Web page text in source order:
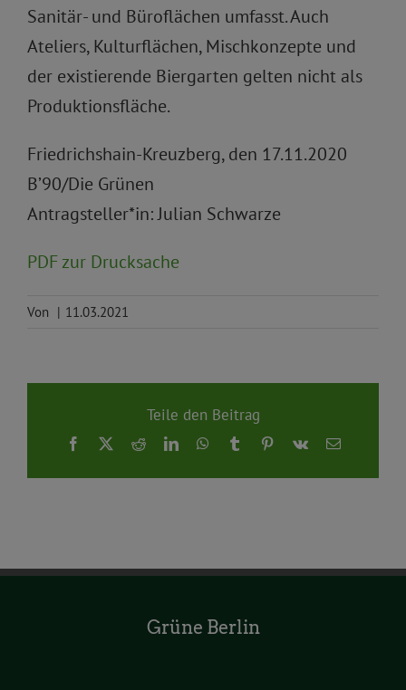
Sanitär- und Büroflächen umfasst. Auch
Ateliers, Kulturflächen, Mischkonzepte und
der existierende Biergarten gelten nicht als
Produktionsfläche.
Friedrichshain-Kreuzberg, den 17.11.2020
B’90/Die Grünen
Antragsteller*in: Julian Schwarze
PDF zur Drucksache
Von | 11.03.2021
Teile den Beitrag
Facebook
X RedditLinkedInWhatsApp
TumblrPinterest
Vk
E-
Grüne Berlin